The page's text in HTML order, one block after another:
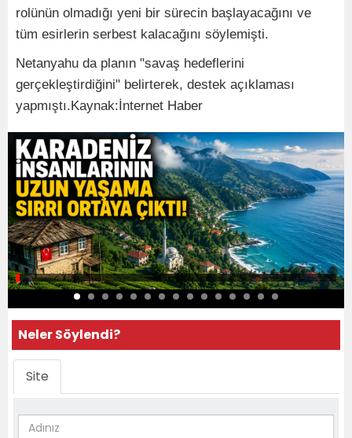
rolünün olmadığı yeni bir sürecin başlayacağını ve
tüm esirlerin serbest kalacağını söylemişti.
Netanyahu da planın "savaş hedeflerini
gerçekleştirdiğini" belirterek, destek açıklaması
yapmıştı.Kaynak:İnternet Haber
Neler Söylendi?
Site